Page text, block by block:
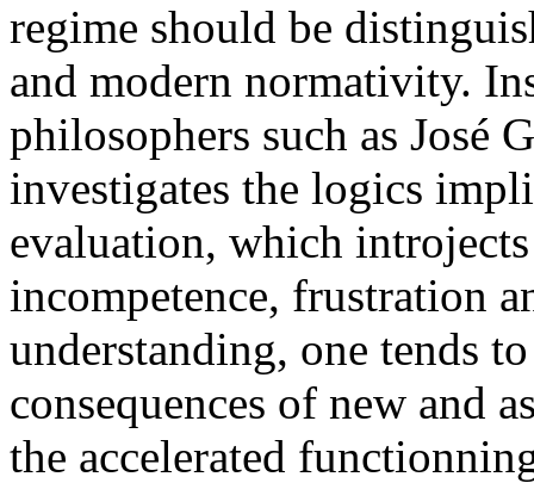
regime should be
and modern normativity.
philosophers such as José
investigates the logics
evaluation, which
incompetence, frustration
understanding, one tends
consequences of new and
the accelerated